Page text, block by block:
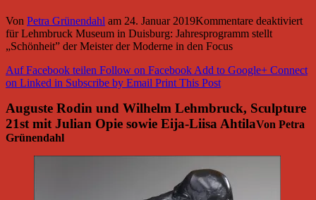
Von Petra Grünendahl am 24. Januar 2019Kommentare deaktiviert
für Lehmbruck Museum in Duisburg: Jahresprogramm stellt
„Schönheit” der Meister der Moderne in den Focus
Auf Facebook teilen Follow on FacebookAdd to Google+ Connect
on Linked in Subscribe by Email Print This Post
Auguste Rodin und Wilhelm Lehmbruck, Sculpture
21st mit Julian Opie sowie Eija-Liisa AhtilaVon Petra
Grünendahl